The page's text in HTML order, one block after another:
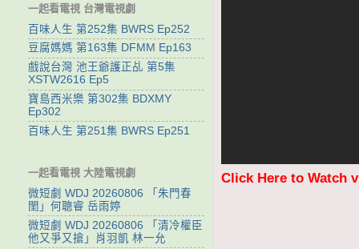
Click Here to Watch
一起看電視 台灣電視劇
百味人生 第252集 BWRS Ep252
豆腐媽媽 第163集 DFMM Ep163
戲說台灣 池王爺護正乩 第5集
XSTW2616 Ep5
寶島西米樂 第302集 BDXMY
Ep302
百味人生 第251集 BWRS Ep251
一起看電視 大陸電視劇
微短劇 WDJ 20260806 「朱門春
閨」何聰睿 岳雨婷
微短劇 WDJ 20260806 「清冷權臣
他又爭又搶」肖羽凱 林一允